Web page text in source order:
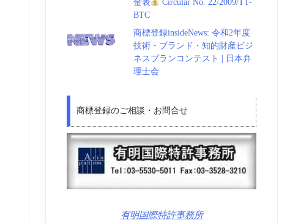
金表
Circular No. 22/2009/TT-
BTC
商標登録insideNews: 令和2年度
技術・ブランド・知的財産ビジ
ネスプランコンテスト | 日本弁
理士会
商標登録のご相談・お問合せ
有明国際特許事務所